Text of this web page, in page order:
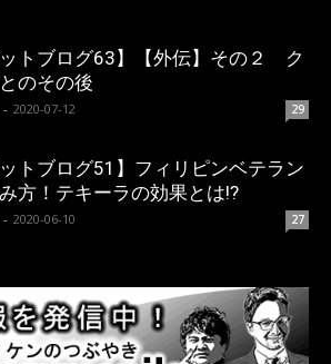
ットブログ63】【外伝】その２ ク
のその後
- 2020-07-12 29
ットブログ51】フィリピンベテラン
方！テキーラの効果とは!?
- 2020-06-10 27